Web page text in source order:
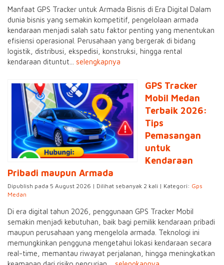
Manfaat GPS Tracker untuk Armada Bisnis di Era Digital Dalam
dunia bisnis yang semakin kompetitif, pengelolaan armada
kendaraan menjadi salah satu faktor penting yang menentukan
efisiensi operasional. Perusahaan yang bergerak di bidang
logistik, distribusi, ekspedisi, konstruksi, hingga rental
kendaraan dituntut... selengkapnya
GPS Tracker
Mobil Medan
Terbaik 2026:
Tips
Pemasangan
untuk
Kendaraan
Pribadi maupun Armada
Dipublish pada 5 August 2026 | Dilihat sebanyak 2 kali | Kategori: Gps
Medan
Di era digital tahun 2026, penggunaan GPS Tracker Mobil
semakin menjadi kebutuhan, baik bagi pemilik kendaraan pribadi
maupun perusahaan yang mengelola armada. Teknologi ini
memungkinkan pengguna mengetahui lokasi kendaraan secara
real-time, memantau riwayat perjalanan, hingga meningkatkan